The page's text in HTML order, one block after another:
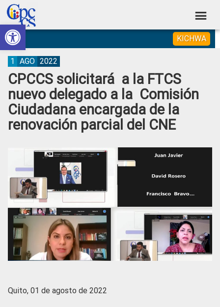
Abrir barra de herramientas
Skip
to
primary
navigation
Skip
to
main
content
Skip
to
primary
sidebar
Skip
to
footer
Consejo
de
Participación
Ciudadana
Control
Social
Construyendo
Poder
Ciudadano
KICHWA
CPCCS solicitará a la FTCS
nuevo delegado a la Comisión
Ciudadana encargada de la
renovación parcial del CNE
1 AGO 2022
Quito, 01 de agosto de 2022